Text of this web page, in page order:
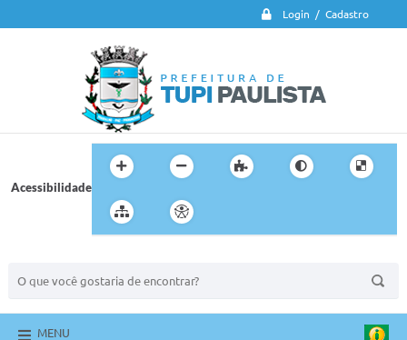
Login / Cadastro
Acessibilidade
MENU